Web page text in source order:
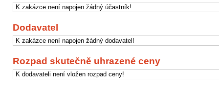
K zakázce není napojen žádný účastník!
Dodavatel
K zakázce není napojen žádný dodavatel!
Rozpad skutečně uhrazené ceny
K dodavateli není vložen rozpad ceny!